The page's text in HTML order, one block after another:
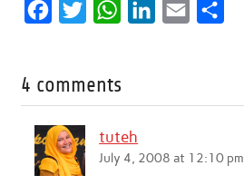
e
o
o
t
W
t
A
4 comments
tuteh
July 4, 2008 at 12:10 pm